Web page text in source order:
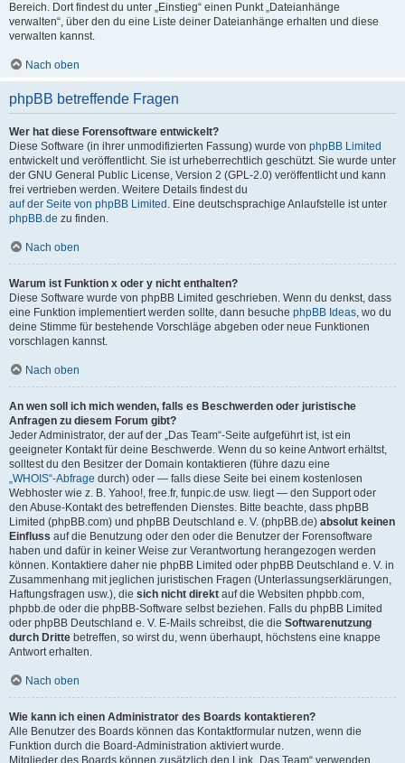
Bereich. Dort findest du unter „Einstieg“ einen Punkt „Dateianhänge
verwalten“, über den du eine Liste deiner Dateianhänge erhalten und diese
verwalten kannst.
Nach oben
phpBB betreffende Fragen
Wer hat diese Forensoftware entwickelt?
Diese Software (in ihrer unmodifizierten Fassung) wurde von phpBB Limited
entwickelt und veröffentlicht. Sie ist urheberrechtlich geschützt. Sie wurde unter
der GNU General Public License, Version 2 (GPL-2.0) veröffentlicht und kann
frei vertrieben werden. Weitere Details findest du
auf der Seite von phpBB Limited . Eine deutschsprachige Anlaufstelle ist unter
phpBB.de zu finden.
Nach oben
Warum ist Funktion x oder y nicht enthalten?
Diese Software wurde von phpBB Limited geschrieben. Wenn du denkst, dass
eine Funktion implementiert werden sollte, dann besuche phpBB Ideas, wo du
deine Stimme für bestehende Vorschläge abgeben oder neue Funktionen
vorschlagen kannst.
Nach oben
An wen soll ich mich wenden, falls es Beschwerden oder juristische
Anfragen zu diesem Forum gibt?
Jeder Administrator, der auf der „Das Team“-Seite aufgeführt ist, ist ein
geeigneter Kontakt für deine Beschwerde. Wenn du so keine Antwort erhältst,
solltest du den Besitzer der Domain kontaktieren (führe dazu eine
„WHOIS“-Abfrage durch) oder — falls diese Seite bei einem kostenlosen
Webhoster wie z. B. Yahoo!, free.fr, funpic.de usw. liegt — den Support oder
den Abuse-Kontakt des betreffenden Dienstes. Bitte beachte, dass phpBB
Limited (phpBB.com) und phpBB Deutschland e. V. (phpBB.de) absolut keinen
Einfluss auf die Benutzung oder den oder die Benutzer der Forensoftware
haben und dafür in keiner Weise zur Verantwortung herangezogen werden
können. Kontaktiere daher nie phpBB Limited oder phpBB Deutschland e. V. in
Zusammenhang mit jeglichen juristischen Fragen (Unterlassungserklärungen,
Haftungsfragen usw.), die sich nicht direkt auf die Websiten phpbb.com,
phpbb.de oder die phpBB-Software selbst beziehen. Falls du phpBB Limited
oder phpBB Deutschland e. V. E-Mails schreibst, die die Softwarenutzung
durch Dritte betreffen, so wirst du, wenn überhaupt, höchstens eine knappe
Antwort erhalten.
Nach oben
Wie kann ich einen Administrator des Boards kontaktieren?
Alle Benutzer des Boards können das Kontaktformular nutzen, wenn die
Funktion durch die Board-Administration aktiviert wurde.
Mitglieder des Boards können zusätzlich den Link „Das Team“ verwenden.